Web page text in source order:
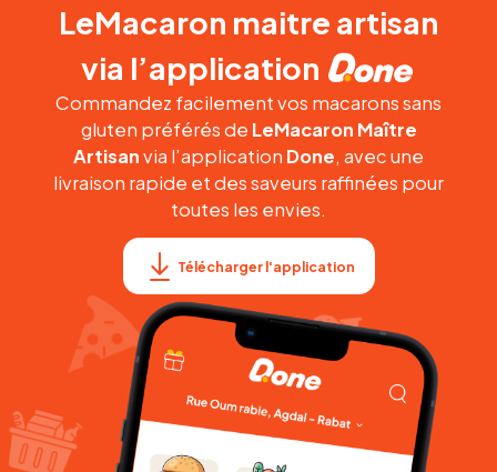
LeMacaron maitre artisan
via l’application
Commandez facilement vos macarons sans
gluten préférés de LeMacaron Maître
Artisanvia l’application Done, avec une
livraison rapide et des saveurs raffinées pour
toutes les envies.
Télécharger l'application